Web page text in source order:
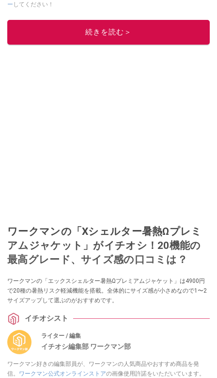
ー してください！
このイチオシストの他の記事を読む
続きを読む＞
ワークマンの「Xシェルター暑熱Ωプレミ
アムジャケット」がイチオシ！20機能の
最高グレード、サイズ感の口コミは？
ワークマンの「エックスシェルター暑熱Ωプレミアムジャケット」は4900円
で20種の暑熱リスク軽減機能を搭載。全体的にサイズ感が小さめなので1〜2
サイズアップして選ぶのがおすすめです。
イチオシスト
ライター / 編集
イチオシ編集部 ワークマン部
ワークマン好きの編集部員が、ワークマンの人気商品やおすすめ商品を発
信。 ワークマン公式オンラインストアの画像使用許諾をいただいています。